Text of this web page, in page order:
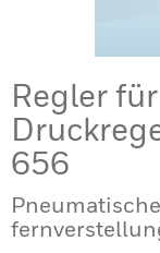
Regler
656